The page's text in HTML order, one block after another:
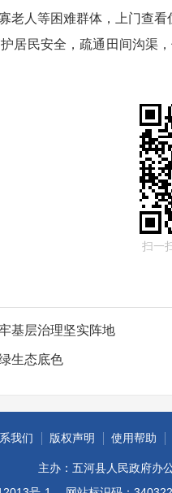
老人等困难群体，上门查
居民安全，疏通田间沟渠
扫一
基层治理坚实阵地
生态底色
我们 版权声明 使用帮助
主办：五河县人民政府办